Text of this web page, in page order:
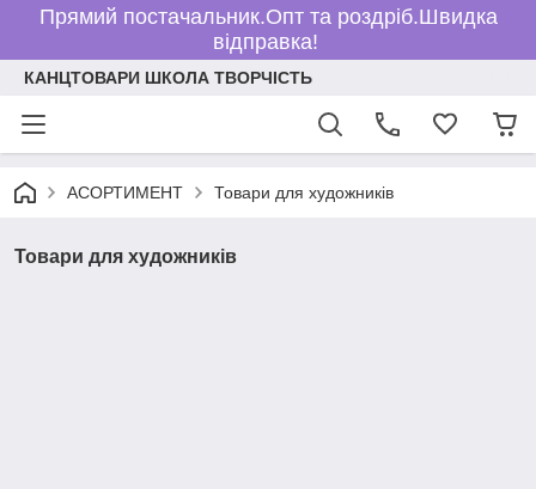
Прямий постачальник.Опт та роздріб.Швидка
відправка!
КАНЦТОВАРИ ШКОЛА ТВОРЧІСТЬ
АСОРТИМЕНТ Товари для художників
Товари для художників